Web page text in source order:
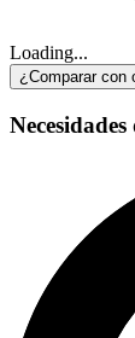
Loading...
¿Comparar con